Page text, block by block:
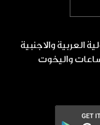
والاجنبية
واليخوت